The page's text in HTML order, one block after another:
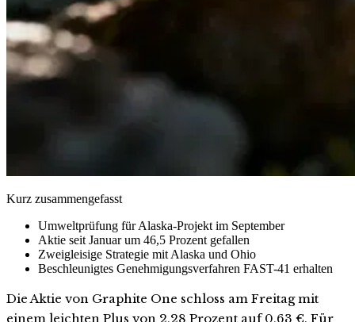
Kurz zusammengefasst
Umweltprüfung für Alaska-Projekt im September
Aktie seit Januar um 46,5 Prozent gefallen
Zweigleisige Strategie mit Alaska und Ohio
Beschleunigtes Genehmigungsverfahren FAST-41 erhalten
Die Aktie von Graphite One schloss am Freitag mit
einem leichten Plus von 2,28 Prozent auf 0,63 €. Für